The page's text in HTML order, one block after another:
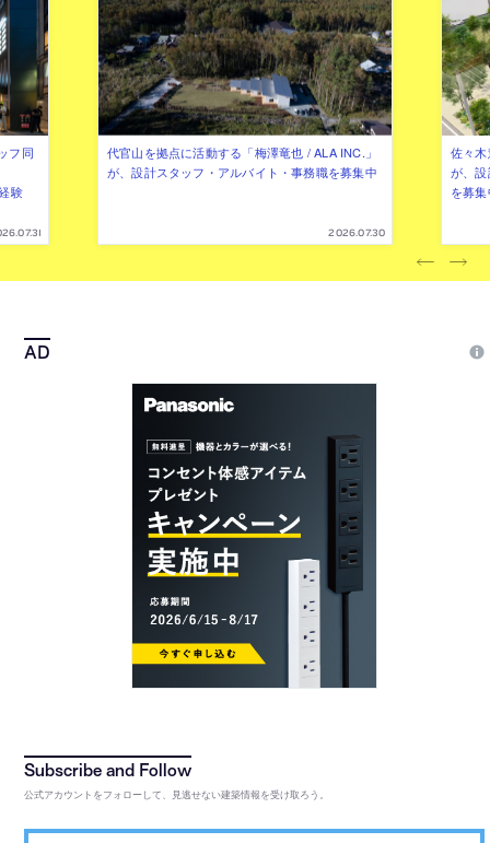
フ同
験
代官山を拠点に活動する「梅澤竜也 / ALA INC.」
が、設計スタッフ・アルバイト・事務職を募集中
2026.07.30
佐々
が、
を募
公式アカウントをフォローして、見逃せない建築情報を受け取ろう。